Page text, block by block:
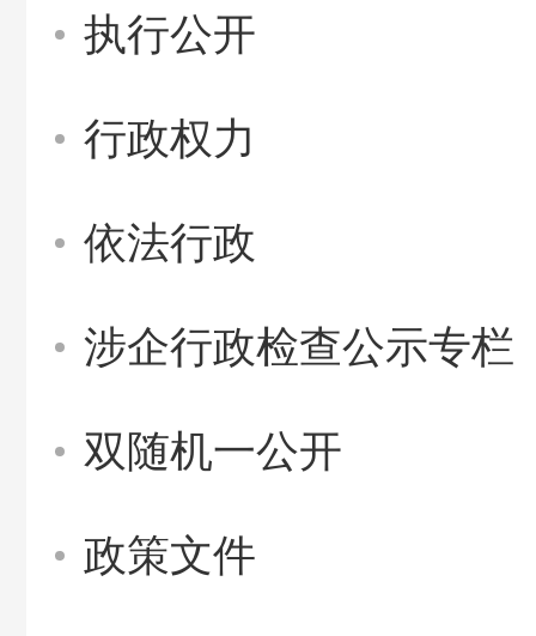
执行公开
行政权力
依法行政
涉企行政检查公示专栏
双随机一公开
政策文件